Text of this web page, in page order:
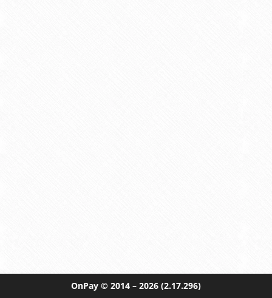
OnPay © 2014 – 2026 (2.17.296)